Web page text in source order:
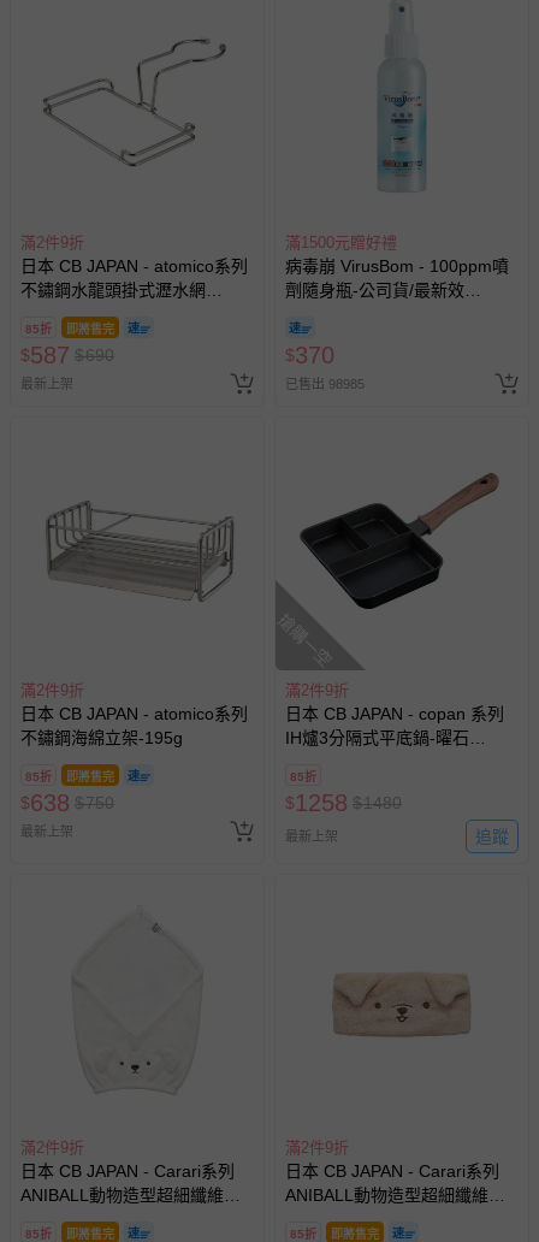
滿2件9折
日本 CB JAPAN - atomico系列
不鏽鋼水龍頭掛式瀝水網
架-108g
85折 即將售完
$587 $690
最新上架
滿1500元贈好禮
病毒崩 VirusBom - 100ppm噴
劑隨身瓶-公司貨/最新效
$370
已售出 98985
滿2件9折
日本 CB JAPAN - atomico系列
不鏽鋼海綿立架-195g
85折 即將售完
$638 $750
最新上架
搶購一空
滿2件9折
日本 CB JAPAN - copan 系列
IH爐3分隔式平底鍋-曜石
85折
$1258 $1480
最新上架 追蹤
滿2件9折
日本 CB JAPAN - Carari系列
ANIBALL動物造型超細纖維擦
頭包巾-約82g
85折 即將售完
滿2件9折
日本 CB JAPAN - Carari系列
ANIBALL動物造型超細纖維髮
帶-約36g
85折 即將售完